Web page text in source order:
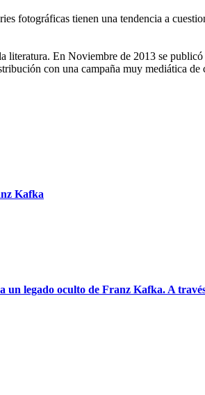
fotográficas tienen una tendencia a
literatura. En Noviembre de 2013 se
con una campaña muy mediática
Kafka
un legado oculto de Franz Kafka. A